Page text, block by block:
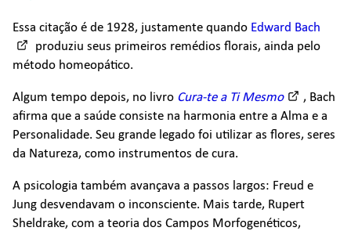
Essa citação é de 1928, justamente quando Edward Bach
produziu seus primeiros remédios florais, ainda pelo
método homeopático.
Algum tempo depois, no livro Cura-te a Ti Mesmo
, Bach
afirma que a saúde consiste na harmonia entre a Alma e a
Personalidade. Seu grande legado foi utilizar as flores, seres
da Natureza, como instrumentos de cura.
A psicologia também avançava a passos largos: Freud e
Jung desvendavam o inconsciente. Mais tarde, Rupert
Sheldrake, com a teoria dos Campos Morfogenéticos,